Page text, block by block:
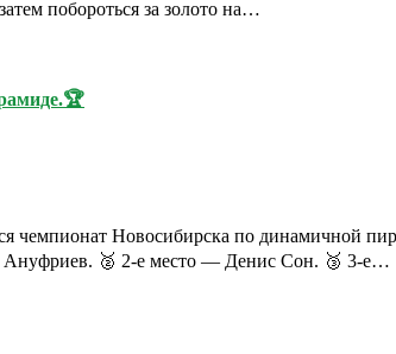
побороться за золото на…
чемпионат Новосибирска по динамичной
Ануфриев. 🥈 2-е место — Денис Сон. 🥉 3-е…